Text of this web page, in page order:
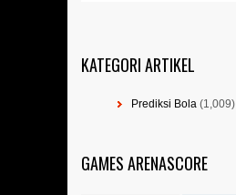
KATEGORI ARTIKEL
Prediksi Bola (1,009)
GAMES ARENASCORE